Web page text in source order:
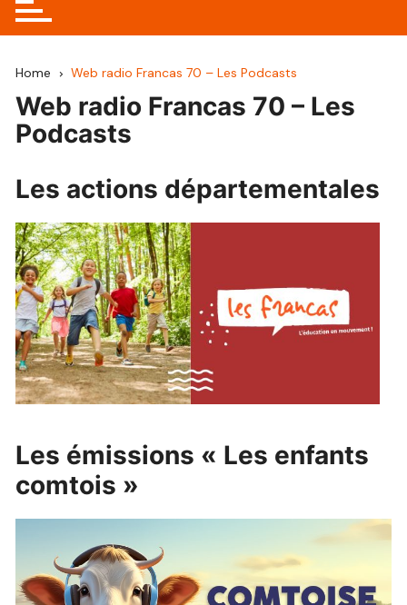
Home Web radio Francas 70 – Les Podcasts
Web radio Francas 70 – Les
Podcasts
Les actions départementales
Les émissions « Les enfants
comtois »